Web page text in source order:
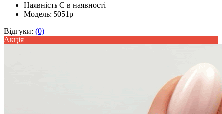
Наявність Є в наявності
Модель: 5051р
Відгуки: (0)
Акцiя